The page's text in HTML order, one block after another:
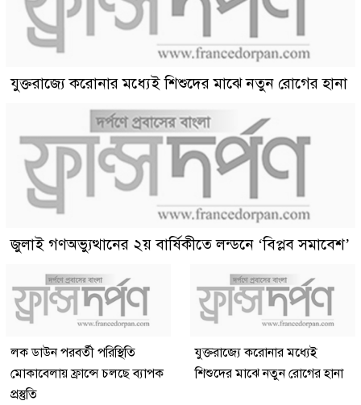
যুক্তরাজ্যে করোনার মধ্যেই শিশুদের মাঝে নতুন রোগের হানা
জুলাই গণঅভ্যুত্থানের ২য় বার্ষিকীতে লন্ডনে ‘বিপ্লব সমাবেশ’
লক ডাউন পরবর্তী পরিস্থিতি
মোকাবেলায় ফ্রান্সে চলছে ব্যাপক
প্রস্তুতি
যুক্তরাজ্যে করোনার মধ্যেই
শিশুদের মাঝে নতুন রোগের হানা